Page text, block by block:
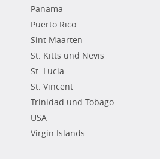
Panama
Puerto Rico
Sint Maarten
St. Kitts und Nevis
St. Lucia
St. Vincent
Trinidad und Tobago
USA
Virgin Islands